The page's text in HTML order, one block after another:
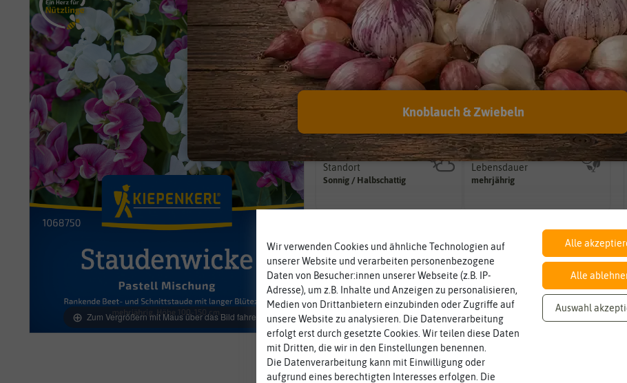
Zum Vergrößern mit Maus über das Bild fahren
Artikelnummer:
1068750
4099682687506
ausreichend für ca. 15 Pflanzen
Wie viel ist enthalten
Namen zur eindeutigen
Standort
Sonnig / Halbschattig
Pflanze? (schattig, halbschattig,
sonnig, vollsonnig)
ja
Pflanzen, die im Freien ohne
Probleme überwintern können.
Lebensdauer
mehrjährig
einjährig, zweijährig oder
mehrjährig.
50 cm
Welchen Abstand sollten die
Pflanzen voneinander haben?
Blütenfarbe
bunt
Wie ist die Blüte eingefärbt? Kann
Wir verwenden Cookies und ähnliche Technologien auf
unserer Website und verarbeiten personenbezogene
Daten von Besucher:innen unserer Webseite (z.B. IP-
Adresse), um z.B. Inhalte und Anzeigen zu personalisieren,
Medien von Drittanbietern einzubinden oder Zugriffe auf
unsere Website zu analysieren. Die Datenverarbeitung
erfolgt erst durch gesetzte Cookies. Wir teilen diese Daten
mit Dritten, die wir in den Einstellungen benennen.
Die Datenverarbeitung kann mit Einwilligung oder
aufgrund eines berechtigten Interesses erfolgen. Die
Alle
Alle
Auswahl
Knoblauch & Zwiebeln